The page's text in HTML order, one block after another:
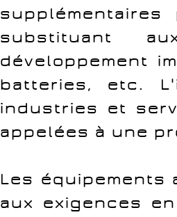
substituant
développement
batteries, etc.
industries et
appelées à une
Les équipements
aux exigences